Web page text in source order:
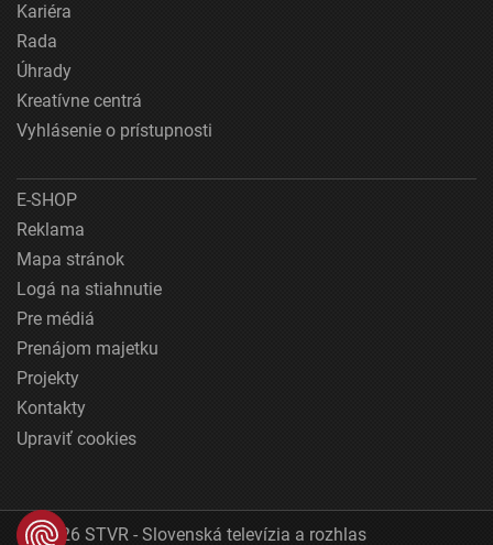
Kariéra
Rada
Úhrady
Kreatívne centrá
Vyhlásenie o prístupnosti
E-SHOP
Reklama
Mapa stránok
Logá na stiahnutie
Pre médiá
Prenájom majetku
Projekty
Kontakty
Upraviť cookies
© 2026 STVR - Slovenská televízia a rozhlas